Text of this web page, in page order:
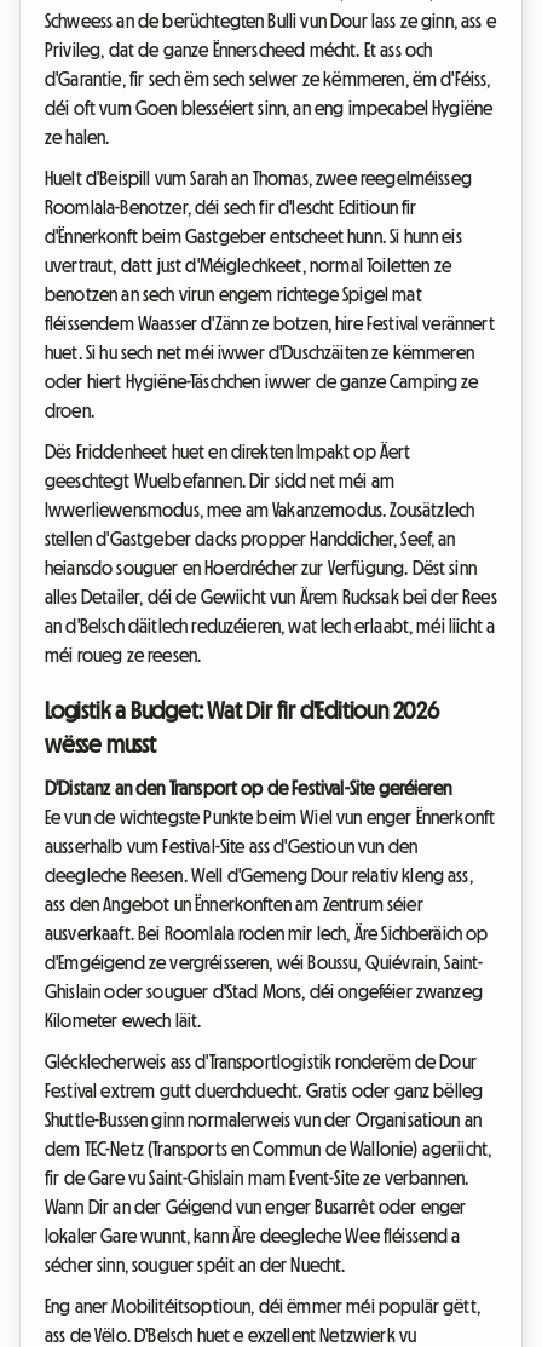
Schweess an de berüchtegten Bulli vun Dour lass ze ginn, ass e
Privileg, dat de ganze Ënnerscheed mécht. Et ass och
d'Garantie, fir sech ëm sech selwer ze këmmeren, ëm d'Féiss,
déi oft vum Goen blesséiert sinn, an eng impecabel Hygiëne
ze halen.
Huelt d'Beispill vum Sarah an Thomas, zwee reegelméisseg
Roomlala-Benotzer, déi sech fir d'lescht Editioun fir
d'Ënnerkonft beim Gastgeber entscheet hunn. Si hunn eis
uvertraut, datt just d'Méiglechkeet, normal Toiletten ze
benotzen an sech virun engem richtege Spigel mat
fléissendem Waasser d'Zänn ze botzen, hire Festival verännert
huet. Si hu sech net méi iwwer d'Duschzäiten ze këmmeren
oder hiert Hygiëne-Täschchen iwwer de ganze Camping ze
droen.
Dës Friddenheet huet en direkten Impakt op Äert
geeschtegt Wuelbefannen. Dir sidd net méi am
Iwwerliewensmodus, mee am Vakanzemodus. Zousätzlech
stellen d'Gastgeber dacks propper Handdicher, Seef, an
heiansdo souguer en Hoerdrécher zur Verfügung. Dëst sinn
alles Detailer, déi de Gewiicht vun Ärem Rucksak bei der Rees
an d'Belsch däitlech reduzéieren, wat Iech erlaabt, méi liicht a
méi roueg ze reesen.
Logistik a Budget: Wat Dir fir d'Editioun 2026
wësse musst
D'Distanz an den Transport op de Festival-Site geréieren
Ee vun de wichtegste Punkte beim Wiel vun enger Ënnerkonft
ausserhalb vum Festival-Site ass d'Gestioun vun den
deegleche Reesen. Well d'Gemeng Dour relativ kleng ass,
ass den Angebot un Ënnerkonften am Zentrum séier
ausverkaaft. Bei Roomlala roden mir Iech, Äre Sichberäich op
d'Emgéigend ze vergréisseren, wéi Boussu, Quiévrain, Saint-
Ghislain oder souguer d'Stad Mons, déi ongeféier zwanzeg
Kilometer ewech läit.
Glécklecherweis ass d'Transportlogistik ronderëm de Dour
Festival extrem gutt duerchduecht. Gratis oder ganz bëlleg
Shuttle-Bussen ginn normalerweis vun der Organisatioun an
dem TEC-Netz (Transports en Commun de Wallonie) ageriicht,
fir de Gare vu Saint-Ghislain mam Event-Site ze verbannen.
Wann Dir an der Géigend vun enger Busarrêt oder enger
lokaler Gare wunnt, kann Äre deegleche Wee fléissend a
sécher sinn, souguer spéit an der Nuecht.
Eng aner Mobilitéitsoptioun, déi ëmmer méi populär gëtt,
ass de Vëlo. D'Belsch huet e exzellent Netzwierk vu